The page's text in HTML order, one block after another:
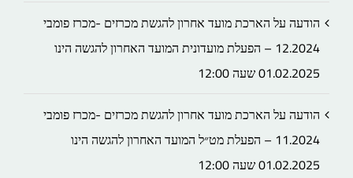
הודעה על הארכת מועד אחרון להגשת מכרזים -מכרז פומבי
12.2024 – הפעלת מועדונית המועד האחרון להגשה הינו
01.02.2025 שעה 12:00
הודעה על הארכת מועד אחרון להגשת מכרזים -מכרז פומבי
11.2024 – הפעלת מט״ל המועד האחרון להגשה הינו
01.02.2025 שעה 12:00